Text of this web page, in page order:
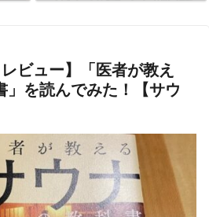
ビュー】「医者が教え
」を読んでみた！【サウ